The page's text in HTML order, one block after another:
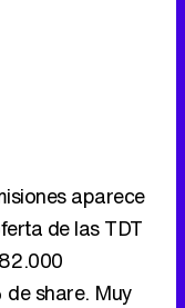
aparece
de las TDT
share. Muy